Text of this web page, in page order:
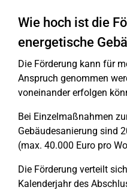
Wie hoch ist die
energetische
Die Förderung kann für
Anspruch genommen
voneinander erfolgen
Bei Einzelmaßnahmen
Gebäudesanierung sind
(max. 40.000 Euro pro
Die Förderung verteilt
Kalenderjahr des